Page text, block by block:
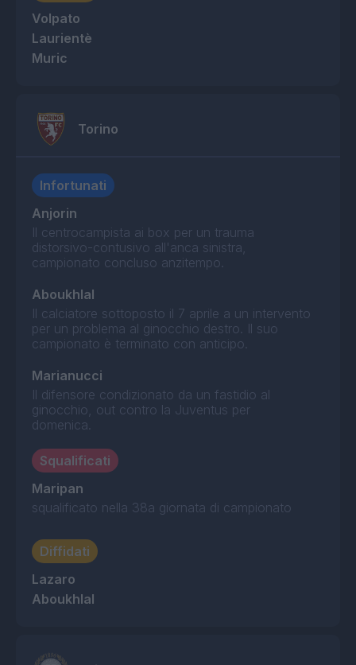
Volpato
Laurientè
Muric
Torino
Infortunati
Anjorin
Il centrocampista ai box per un trauma
distorsivo-contusivo all'anca sinistra,
campionato concluso anzitempo.
Aboukhlal
Il calciatore sottoposto il 7 aprile a un intervento
per un problema al ginocchio destro. Il suo
campionato è terminato con anticipo.
Marianucci
Il difensore condizionato da un fastidio al
ginocchio, out contro la Juventus per
domenica.
Squalificati
Maripan
squalificato nella 38a giornata di campionato
Diffidati
Lazaro
Aboukhlal